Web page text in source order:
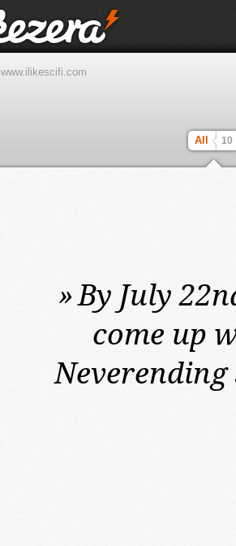
www.ilikescifi.com
All 10
»By July
come up